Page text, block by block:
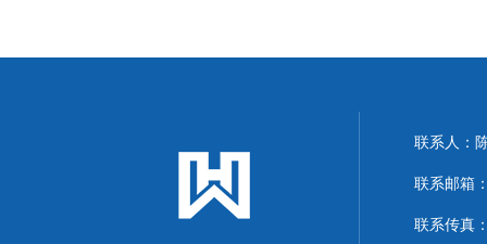
联系人：
联系邮箱
联系传真